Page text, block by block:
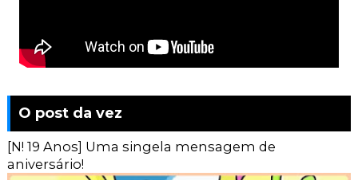
O post da vez
[N! 19 Anos] Uma singela mensagem de
aniversário!